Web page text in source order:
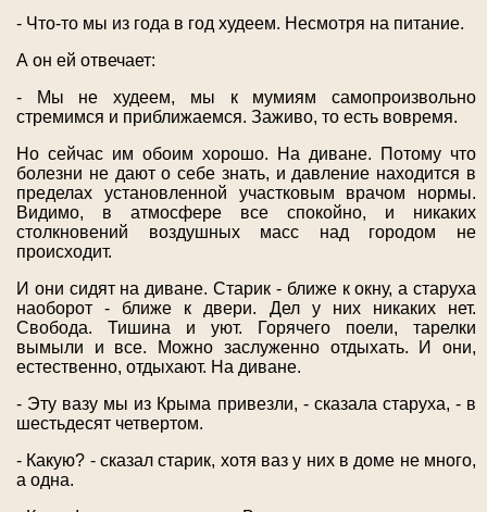
- Что-то мы из года в год худеем. Несмотря на питание.
А он ей отвечает:
- Мы не худеем, мы к мумиям самопроизвольно
стремимся и приближаемся. Заживо, то есть вовремя.
Но сейчас им обоим хорошо. На диване. Потому что
болезни не дают о себе знать, и давление находится в
пределах установленной участковым врачом нормы.
Видимо, в атмосфере все спокойно, и никаких
столкновений воздушных масс над городом не
происходит.
И они сидят на диване. Старик - ближе к окну, а старуха
наоборот - ближе к двери. Дел у них никаких нет.
Свобода. Тишина и уют. Горячего поели, тарелки
вымыли и все. Можно заслуженно отдыхать. И они,
естественно, отдыхают. На диване.
- Эту вазу мы из Крыма привезли, - сказала старуха, - в
шестьдесят четвертом.
- Какую? - сказал старик, хотя ваз у них в доме не много,
а одна.